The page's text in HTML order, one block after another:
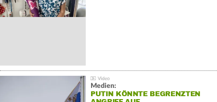
Medien:
PUTIN KÖNNTE BEGRENZTEN